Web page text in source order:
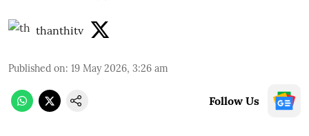
thanthitv
Published on: 19 May 2026, 3:26 am
Follow Us